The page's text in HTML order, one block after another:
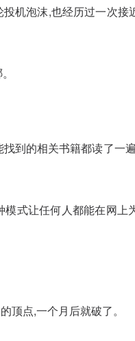
机泡沫,也经历过一次
到的相关书籍都读了一
式让任何人都能在网
顶点,一个月后就破了。